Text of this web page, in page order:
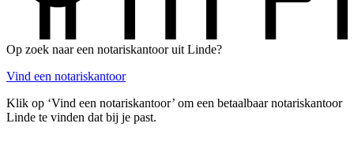
Op zoek naar een notariskantoor uit Linde?
Vind een notariskantoor
Klik op ‘Vind een notariskantoor’ om een betaalbaar notariskantoor
Linde te vinden dat bij je past.